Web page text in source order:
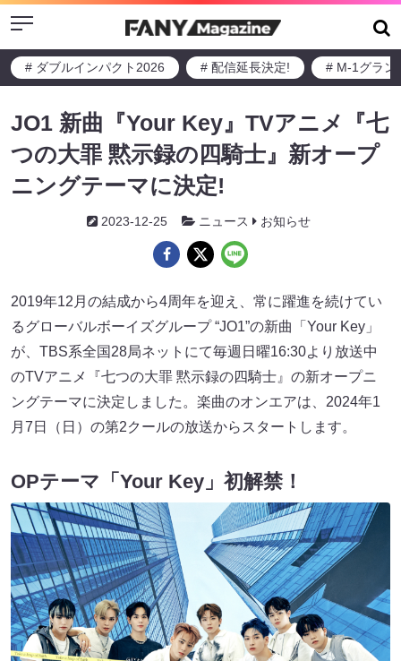
Menu
# ダブルインパクト2026 # 配信延長決定! # M-1グラン
JO1 新曲『Your Key』TVアニメ『七
つの大罪 黙示録の四騎士』新オープ
ニングテーマに決定!
2023-12-25 ニュース お知らせ
2019年12月の結成から4周年を迎え、常に躍進を続けてい
るグローバルボーイズグループ “JO1”の新曲「Your Key」
が、TBS系全国28局ネットにて毎週日曜16:30より放送中
のTVアニメ『七つの大罪 黙示録の四騎士』の新オープニ
ングテーマに決定しました。楽曲のオンエアは、2024年1
月7日（日）の第2クールの放送からスタートします。
OPテーマ「Your Key」初解禁！